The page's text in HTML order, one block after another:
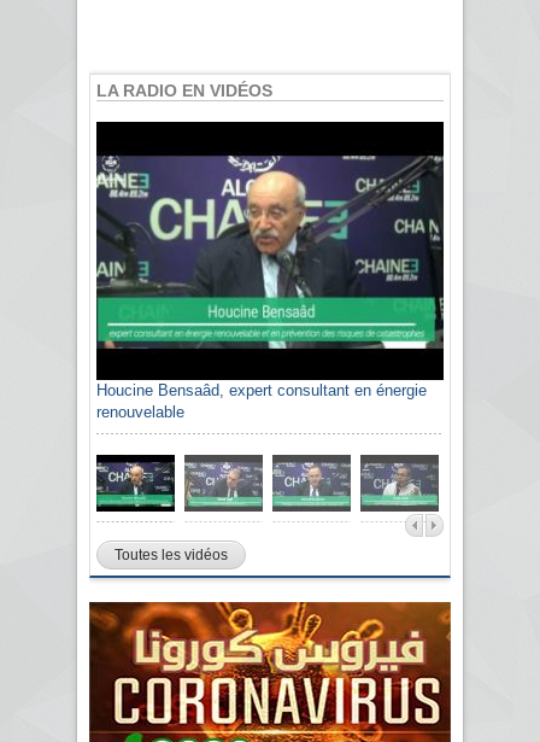
LA RADIO EN VIDÉOS
Houcine Bensaâd, expert consultant en énergie
renouvelable
Toutes les vidéos